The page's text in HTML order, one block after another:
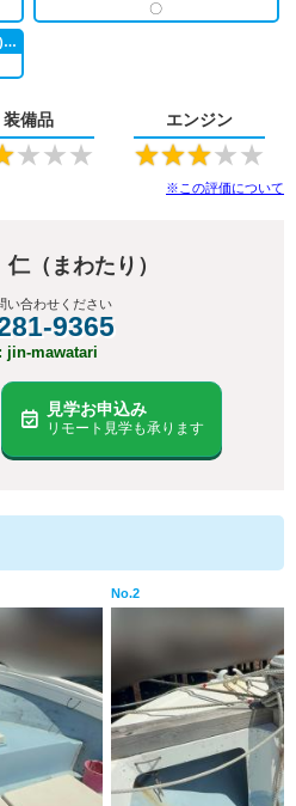
〇
電気式アンカーローラー(右舷、左舷)連動
装備品
★★★
エンジン
★★★★★
※この評価について
（まわたり）
い合わせください
9365
jin-mawatari
見学お申込み
リモート見学も承ります
No.2